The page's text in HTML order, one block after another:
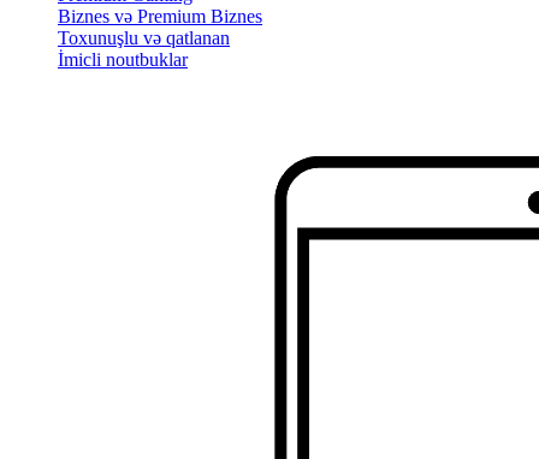
Biznes və Premium Biznes
Toxunuşlu və qatlanan
İmicli noutbuklar